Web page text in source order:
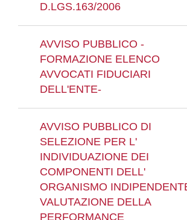
D.LGS.163/2006
AVVISO PUBBLICO -
FORMAZIONE ELENCO
AVVOCATI FIDUCIARI
DELL'ENTE-
AVVISO PUBBLICO DI
SELEZIONE PER L'
INDIVIDUAZIONE DEI
COMPONENTI DELL'
ORGANISMO
VALUTAZIONE DELLA
PERFORMANCE